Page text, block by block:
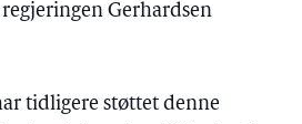
Gerhardsen
tidligere støttet denne